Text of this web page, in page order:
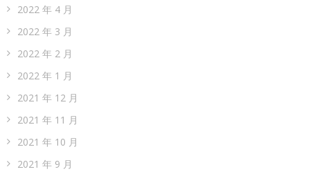
2022 年 4 月
2022 年 3 月
2022 年 2 月
2022 年 1 月
2021 年 12 月
2021 年 11 月
2021 年 10 月
2021 年 9 月